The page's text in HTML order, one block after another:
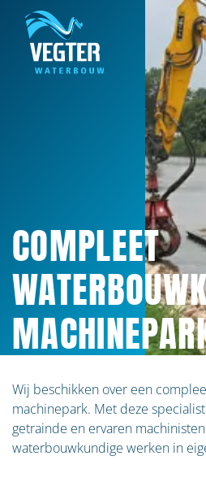
OVERSLAAN
COMPLEET
Wij beschikken over een
machinepark. Met deze
getrainde en ervaren
waterbouwkundige werken in